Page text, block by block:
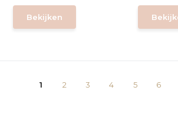
Bekijken
1 2 3 4 5 6